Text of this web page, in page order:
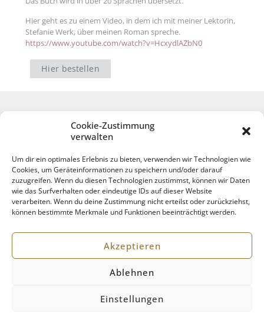
Cookie-Zustimmung
verwalten
Um dir ein optimales Erlebnis zu bieten, verwenden wir Technologien wie
Cookies, um Geräteinformationen zu speichern und/oder darauf
zuzugreifen. Wenn du diesen Technologien zustimmst, können wir Daten
wie das Surfverhalten oder eindeutige IDs auf dieser Website
verarbeiten. Wenn du deine Zustimmung nicht erteilst oder zurückziehst,
können bestimmte Merkmale und Funktionen beeinträchtigt werden.
Akzeptieren
Ablehnen
Einstellungen
Hier geht es zu einem Video, in dem ich mit meiner Lektorin,
Stefanie Werk, über meinen Roman spreche.
https://www.youtube.com/watch?v=HcxydlAZbN0
Hier bestellen
Datenschutz
© 2021 Tania Schlie. All Rights Reserved.